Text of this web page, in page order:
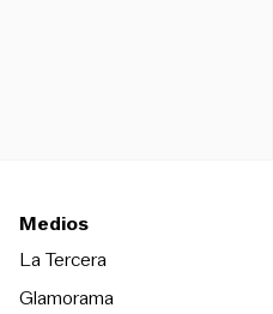
Medios
La TerceraOpens in new
Glamorama